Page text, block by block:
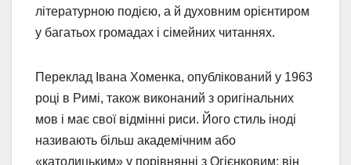
літературною подією, а й духовним орієнтиром
у багатьох громадах і сімейних читаннях.
Переклад Івана Хоменка, опублікований у 1963
році в Римі, також виконаний з оригінальних
мов і має свої відмінні риси. Його стиль іноді
називають більш академічним або
«католицьким» у порівнянні з Огієнковим; він